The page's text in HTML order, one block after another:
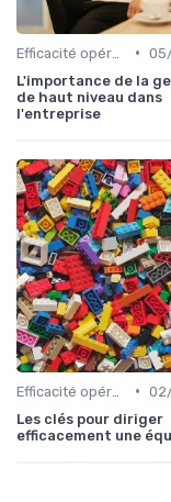
•
L'importance de la
de haut niveau dans
l'entreprise
•
Les clés pour diriger
efficacement une